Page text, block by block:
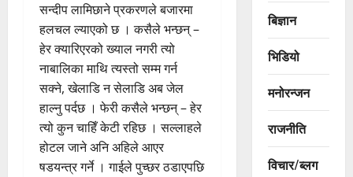
सन्दीप लामिछाने प्रकरणले बजारमा
हलचल ल्याएको छ । कसैले भन्छन् –
हेर क्यारिएरको ख्याल नगरी त्यो
नाबालिका माथि त्यस्तो सम्म गर्न
सक्ने, खेलाडि न सेलाडि अब जेल
हाल्नु पर्दछ । फेरी कसैले भन्छन् – हेर
त्यो कुन चाहिँ केटी रहिछ । सल्लाहले
होटल जाने अनि अहिले आएर
षडयन्त्र गर्ने । गाईले पुच्छर ठडाएपछि
बिज्ञान
भिडियो
मनोरन्जन
राजनीति
विचार/ब्लग